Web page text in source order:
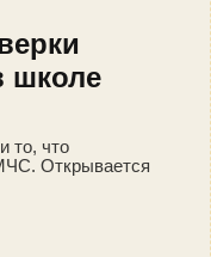
школе
то, что
Открывается